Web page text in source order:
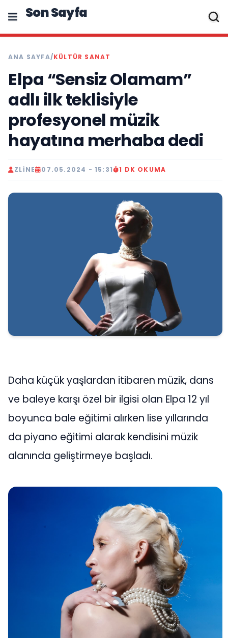
Son Sayfa
ANA SAYFA/KÜLTÜR SANAT
Elpa “Sensiz Olamam”
adlı ilk teklisiyle
profesyonel müzik
hayatına merhaba dedi
ZLINE 07.05.2024 - 15:31 1 DK OKUMA
Daha küçük yaşlardan itibaren müzik, dans
ve baleye karşı özel bir ilgisi olan Elpa 12 yıl
boyunca bale eğitimi alırken lise yıllarında
da piyano eğitimi alarak kendisini müzik
alanında geliştirmeye başladı.